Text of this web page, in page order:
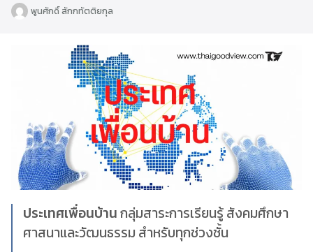
พูนศักดิ์ สักกทัตติยกุล
ประเทศเพื่อนบ้านกลุ่มสาระการเรียนรู้ สังคมศึกษา
ศาสนาและวัฒนธรรม สำหรับทุกช่วงชั้น